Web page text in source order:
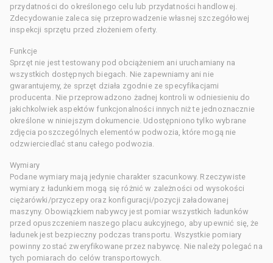
przydatności do określonego celu lub przydatności handlowej.
Zdecydowanie zaleca się przeprowadzenie własnej szczegółowej
inspekcji sprzętu przed złożeniem oferty.
Funkcje
Sprzęt nie jest testowany pod obciążeniem ani uruchamiany na
wszystkich dostępnych biegach. Nie zapewniamy ani nie
gwarantujemy, że sprzęt działa zgodnie ze specyfikacjami
producenta. Nie przeprowadzono żadnej kontroli w odniesieniu do
jakichkolwiek aspektów funkcjonalności innych niż te jednoznacznie
określone w niniejszym dokumencie. Udostępniono tylko wybrane
zdjęcia poszczególnych elementów podwozia, które mogą nie
odzwierciedlać stanu całego podwozia.
Wymiary
Podane wymiary mają jedynie charakter szacunkowy. Rzeczywiste
wymiary z ładunkiem mogą się różnić w zależności od wysokości
ciężarówki/przyczepy oraz konfiguracji/pozycji załadowanej
maszyny. Obowiązkiem nabywcy jest pomiar wszystkich ładunków
przed opuszczeniem naszego placu aukcyjnego, aby upewnić się, że
ładunek jest bezpieczny podczas transportu. Wszystkie pomiary
powinny zostać zweryfikowane przez nabywcę. Nie należy polegać na
tych pomiarach do celów transportowych.